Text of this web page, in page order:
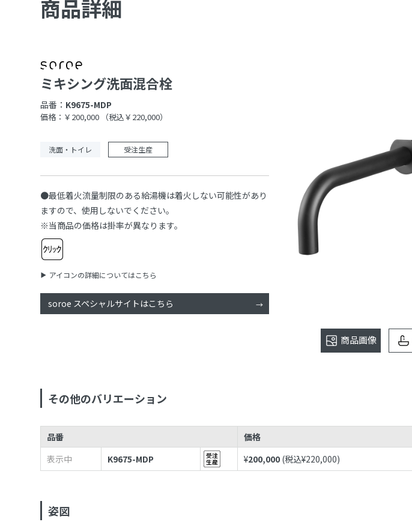
商品詳細
ミキシング洗面混合栓
品番： K9675-MDP
価格：￥200,000 （税込￥220,000）
洗面・トイレ 受注生産
●最低着火流量制限のある給湯機は着火しない可能性があり
ますので、使用しないでください。
※当商品の価格は掛率が異なります。
アイコンの詳細についてはこちら
soroe スペシャルサイトはこちら
商品画像
その他のバリエーション
品番 価格
表示中
K9675-MDP ¥200,000 (税込¥220,000)
姿図